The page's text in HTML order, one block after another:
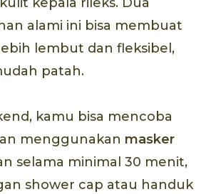
alami ini bisa membuat
lembut dan fleksibel,
patah.
kamu bisa mencoba
menggunakan masker
selama minimal 30 menit,
shower cap atau handuk